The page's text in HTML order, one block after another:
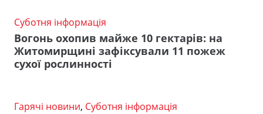
Суботня інформація
Вогонь охопив майже 10 гектарів: на
Житомирщині зафіксували 11 пожеж
сухої рослинності
Гарячі новини, Суботня інформація